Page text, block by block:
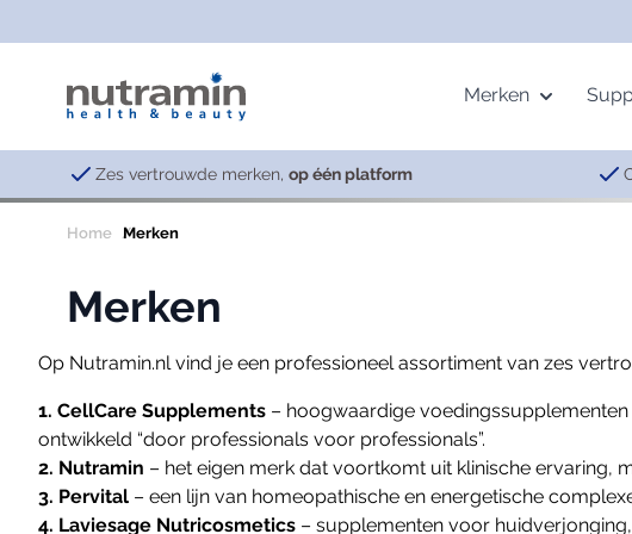
Merken
Basisproducten; Vitaminen & Mineralen
Specialiteiten
Spijsverteringsstelsel
Vetzuren
Vitality
Philo Supplements
Vitamine B3
Vitamine B12
Vitamine C
Vitamine D
Vitamine K
Selenium
Oxidatieve schade
Zes vertrouwde merken, op één platform
Home Merken
Merken
Op Nutramin.nl vind je een professioneel assortiment van zes
1. CellCare Supplements – hoogwaardige
ontwikkeld “door professionals voor professionals”.
2. Nutramin – het eigen merk dat voortkomt uit klinische ervaring,
3. Pervital – een lijn van homeopathische en energetische
4. Laviesage Nutricosmetics – supplementen voor